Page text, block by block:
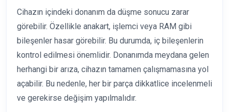
Cihazın içindeki donanım da düşme sonucu zarar
görebilir. Özellikle anakart, işlemci veya RAM gibi
bileşenler hasar görebilir. Bu durumda, iç bileşenlerin
kontrol edilmesi önemlidir. Donanımda meydana gelen
herhangi bir arıza, cihazın tamamen çalışmamasına yol
açabilir. Bu nedenle, her bir parça dikkatlice incelenmeli
ve gerekirse değişim yapılmalıdır.